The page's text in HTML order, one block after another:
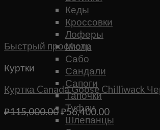
Кеды
Кроссовки
Лоферы
Мюли
Сабо
Сандали
Сапоги
Тапочки
Туфли
Шлепанцы
Быстрый просмотр
Куртки
Куртка Canada Goose Chilliwack
₽115,000.00Первоначальная
цена
₽56,400.00Текущая
цена: